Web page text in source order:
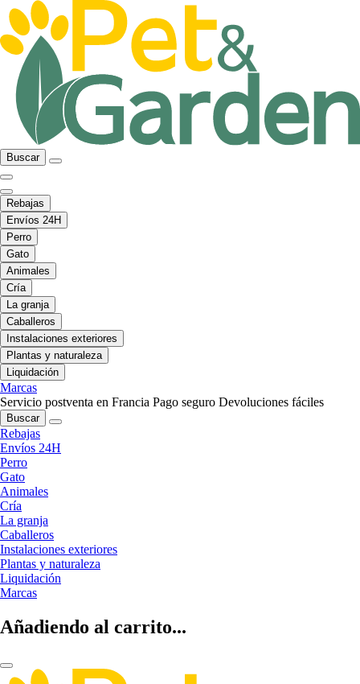
Buscar
Rebajas
Envíos 24H
Perro
Gato
Animales
Cría
La granja
Caballeros
Instalaciones exteriores
Plantas y naturaleza
Liquidación
Marcas
Servicio postventa en Francia Pago seguro Devoluciones fáciles
Buscar
Rebajas
Envíos 24H
Perro
Gato
Animales
Cría
La granja
Caballeros
Instalaciones exteriores
Plantas y naturaleza
Liquidación
Marcas
Añadiendo al carrito...